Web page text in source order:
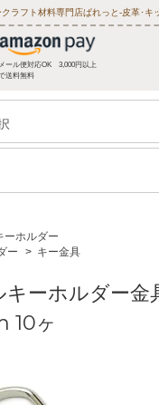
クラフト材料専門店ぱれっと‐皮革･キ
メール便対応OK 3,000円以上
送料無料
ーホルダー
ー > キー金具
キーホルダー金
10ヶ